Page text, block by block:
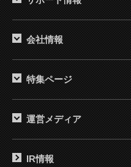
会社情報
特集ページ
運営メディア
IR情報